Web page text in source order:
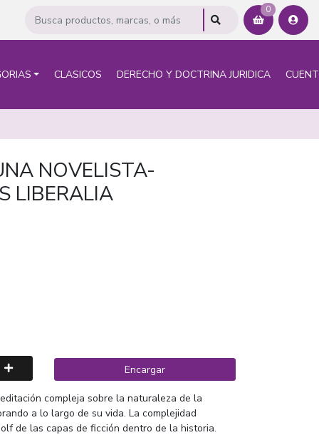
0
CLASICOS DERECHO Y DOCTRINA JURIDICA
NOVELISTA-
LIBERALIA
Encargar
compleja sobre la naturaleza de la
a lo largo de su vida. La complejidad
de las capas de ficción dentro de la historia.